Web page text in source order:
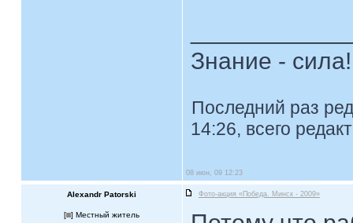
Знание - сила!
Последний раз
14:26, всего
08 июн, 09 12:23
Alexandr Patorski Фото-акция «Победа. Минск - 2009»
[ ] Местный житель